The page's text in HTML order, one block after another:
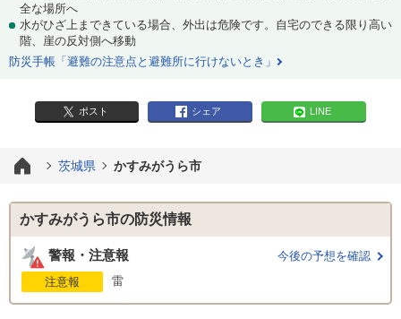
全な場所へ
水がひざ上まできている場合、外出は危険です。自宅のできる限り高い
階、崖の反対側へ移動
防災手帳「避難の注意点と避難所に行けないとき」
ポスト シェア LINE
茨城県 かすみがうら市
かすみがうら市の防災情報
警報・注意報
今後の予想を確認
注意報
雷